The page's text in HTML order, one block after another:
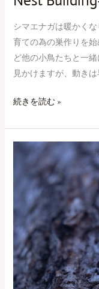
シマエナガは暖かく
育ての為の巣作りを
ど他の小鳥たちと一
見かけますが、動き
Building-
続きを読む »
測
者-
Observer
of
nature-